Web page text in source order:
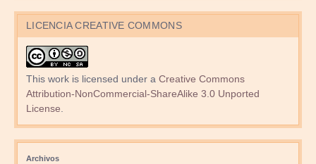
LICENCIA CREATIVE COMMONS
This work is licensed under a Creative Commons
Attribution-NonCommercial-ShareAlike 3.0 Unported
License.
Archivos